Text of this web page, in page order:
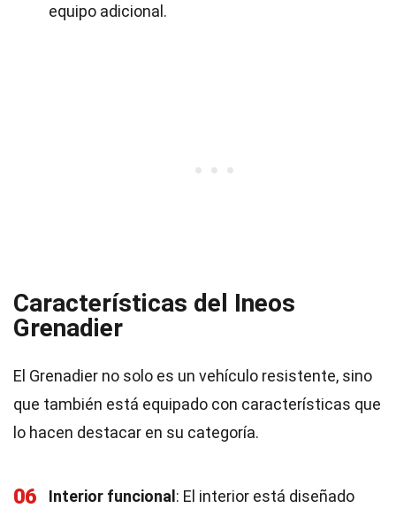
equipo adicional.
Características del Ineos
Grenadier
El Grenadier no solo es un vehículo resistente, sino
que también está equipado con características que
lo hacen destacar en su categoría.
06 Interior funcional : El interior está diseñado